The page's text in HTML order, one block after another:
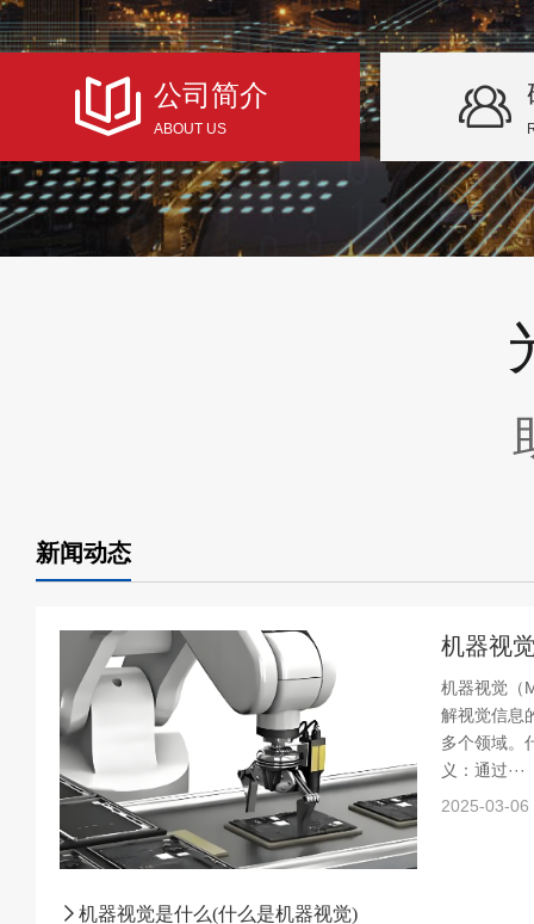
公司简介
ABOUT US
新闻动态
机器视
机器视觉（
解视觉信息
多个领域。
义：通过···
2025-03-06
机器视觉是什么(什么是机器视觉)